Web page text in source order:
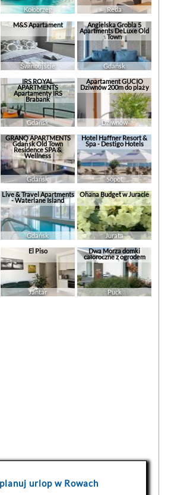
Kołobrzeg
Reda
M&S Apartament
Świnoujście
Angielska Grobla 5
Apartments DeLuxe Old
Town
Gdańsk
IRS ROYAL
APARTMENTS
Apartamenty IRS
Brabank
Gdańsk
Apartament GUCIO
Dziwnów 200m do plaży
Dziwnów
GRANO APARTMENTS
Gdańsk Old Town
Residence SPA &
Wellness
Gdańsk
Hotel Haffner Resort &
Spa - Destigo Hotels
Sopot
Live & Travel Apartments
- Waterlane Island
Gdańsk
Ohana Budget w Juracie
Jurata
El Piso
Jantar
Dwa Morza domki
całoroczne z ogrodem
Puck
urlop w Rowach